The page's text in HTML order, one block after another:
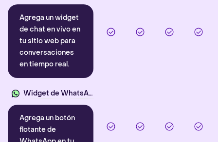
Agrega un widget
de chat en vivo en
tu sitio web para
conversaciones
en tiempo real.
Widget de WhatsApp
Agrega un botón
flotante de